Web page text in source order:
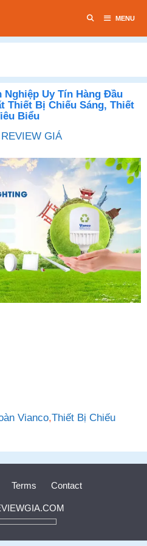
MENU
Nghiệp Uy Tín Hàng Đầu
Thiết Bị Chiếu Sáng, Thiết
Biểu
REVIEW GIÁ
Vianco,Thiết Bị Chiếu
Terms Contact